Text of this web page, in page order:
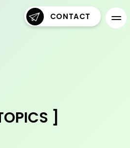
CONTACT
]